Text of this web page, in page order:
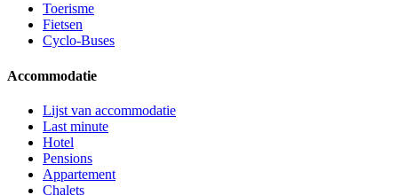
Toerisme
Fietsen
Cyclo-Buses
Accommodatie
Lijst van accommodatie
Last minute
Hotel
Pensions
Appartement
Chalets